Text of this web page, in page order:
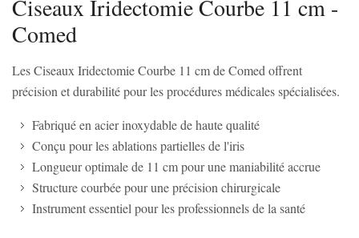
Ciseaux Iridectomie Courbe 11 cm -
Comed
Les Ciseaux Iridectomie Courbe 11 cm de Comed offrent
précision et durabilité pour les procédures médicales spécialisées.
Fabriqué en acier inoxydable de haute qualité
Conçu pour les ablations partielles de l'iris
Longueur optimale de 11 cm pour une maniabilité accrue
Structure courbée pour une précision chirurgicale
Instrument essentiel pour les professionnels de la santé